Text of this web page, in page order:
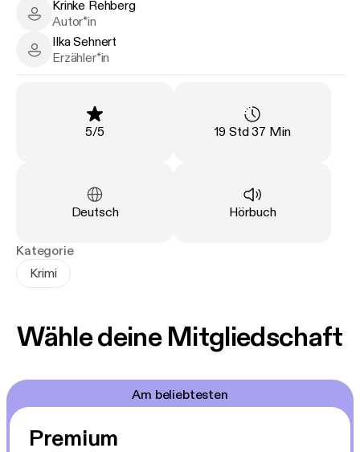
Sylt, die Insel der Schönen und Reichen, hat zwar
nur 15.000 Einwohner, lockt aber jährlich Millionen
Touristen an. Für die Kripo-Sylt eine echte
Dünen machen SYLT zum idealen Schauplatz der
spannenden Küstenkrimis.
Krinke Rehberg - Author
Krinke Rehberg
Autor*in
Ilka Sehnert - Narrator
Ilka Sehnert
Erzähler*in
Bewertung
5/5 Länge:
19 Std 37 Min
Sprache:
Deutsch Art:
Hörbuch
Kategorie
Krimi
Wähle deine Mitgliedschaft
Am beliebtesten
Premium